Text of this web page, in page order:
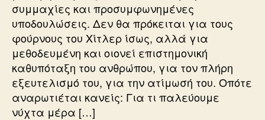
συμμαχίες και προσυμφωνημένες
υποδουλώσεις. Δεν θα πρόκειται για τους
φούρνους του Χίτλερ ίσως, αλλά για
μεθοδευμένη και οιονεί επιστημονική
καθυπόταξη του ανθρώπου, για τον πλήρη
εξευτελισμό του, για την ατίμωσή του. Οπότε
αναρωτιέται κανείς: Για τι παλεύουμε
νύχτα μέρα […]